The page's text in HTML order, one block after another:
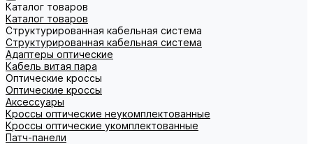
Каталог товаров
Каталог товаров
Структурированная кабельная система
Структурированная кабельная система
Адаптеры оптические
Кабель витая пара
Оптические кроссы
Оптические кроссы
Аксессуары
Кроссы оптические неукомплектованные
Кроссы оптические укомплектованные
Патч-панели